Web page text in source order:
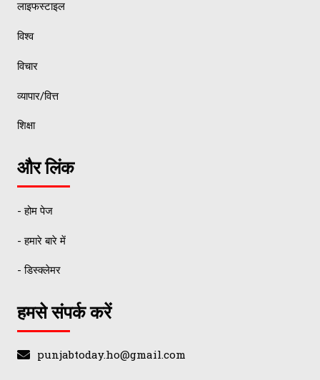
लाइफस्टाइल
विश्व
विचार
व्यापार/वित्त
शिक्षा
और लिंक
- होम पेज
- हमारे बारे में
- डिस्क्लेमर
हमसे संपर्क करें
punjabtoday.ho@gmail.com